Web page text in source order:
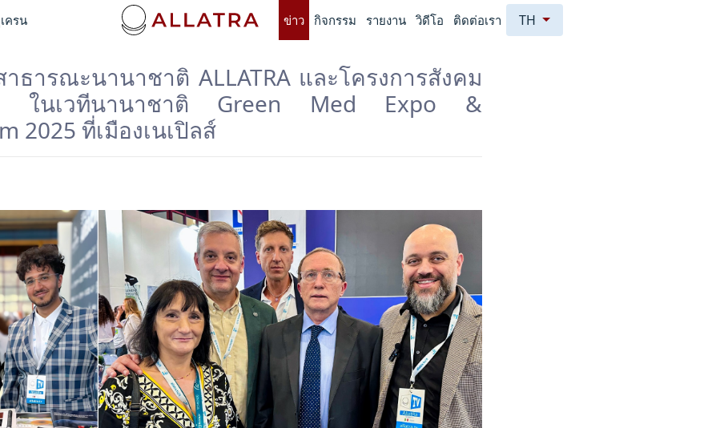
ครน ข่าว กิจกรรม รายงาน วิดีโอ ติดต่อเรา TH
ธารณะนานาชาติ ALLATRA และโครงการสังคม
ค์ ในเวทีนานาชาติ Green Med Expo &
2025 ที่เมืองเนเปิลส์